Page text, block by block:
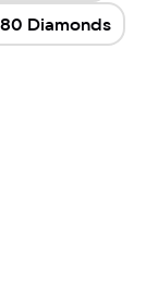
Diamonds